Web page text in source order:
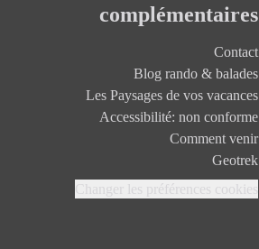
complémentaires
Contact
Blog rando & balades
Les Paysages de vos vacances
Accessibilité: non conforme
Comment venir
Geotrek
Changer les préférences cookies